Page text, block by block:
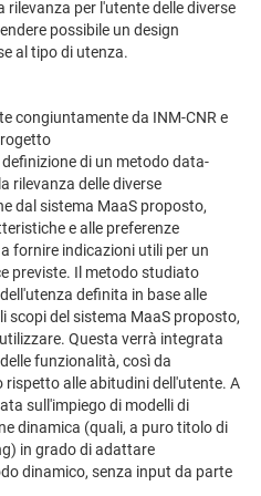
per l'utente delle diverse
possibile un design
al tipo di utenza.
congiuntamente da INM-CNR e
di un metodo data-
rilevanza delle diverse
dal sistema MaaS proposto,
e alle preferenze
fornire indicazioni utili per un
previste. Il metodo studiato
definita in base alle
scopi del sistema MaaS proposto,
Questa verrà integrata
funzionalità, così da
alle abitudini dell'utente. A
sull'impiego di modelli di
dinamica (quali, a puro titolo di
in grado di adattare
dinamico, senza input da parte